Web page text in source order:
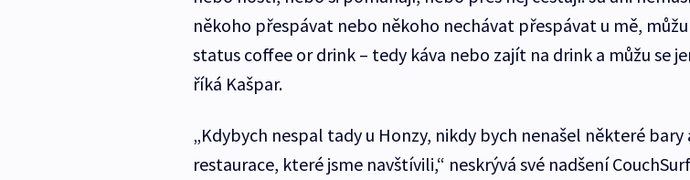
někoho přespávat nebo někoho nechávat přespávat u mě,
status coffee or drink – tedy káva nebo zajít na drink a můžu se
říká Kašpar.
„Kdybych nespal tady u Honzy, nikdy bych nenašel některé bary
restaurace, které jsme navštívili,“ neskrývá své nadšení